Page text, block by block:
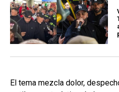
El tema mezcla dolor,